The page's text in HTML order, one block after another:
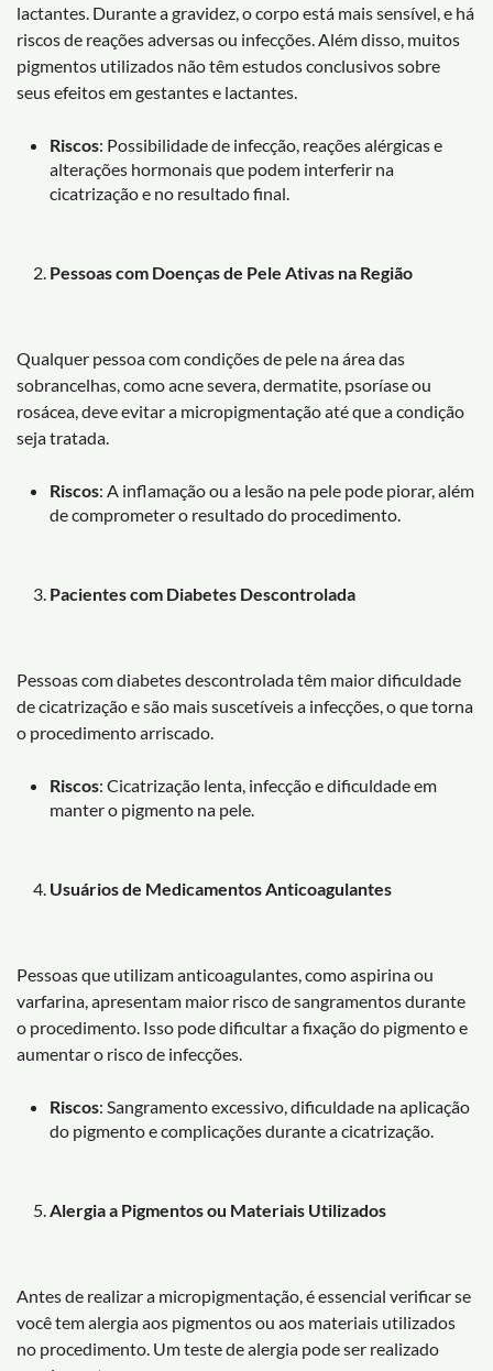
lactantes. Durante a gravidez, o corpo está mais sensível, e há
riscos de reações adversas ou infecções. Além disso, muitos
pigmentos utilizados não têm estudos conclusivos sobre
seus efeitos em gestantes e lactantes.
Riscos: Possibilidade de infecção, reações alérgicas e
alterações hormonais que podem interferir na
cicatrização e no resultado final.
Pessoas com Doenças de Pele Ativas na Região
Qualquer pessoa com condições de pele na área das
sobrancelhas, como acne severa, dermatite, psoríase ou
rosácea, deve evitar a micropigmentação até que a condição
seja tratada.
Riscos: A inflamação ou a lesão na pele pode piorar, além
de comprometer o resultado do procedimento.
Pacientes com Diabetes Descontrolada
Pessoas com diabetes descontrolada têm maior dificuldade
de cicatrização e são mais suscetíveis a infecções, o que torna
o procedimento arriscado.
Riscos: Cicatrização lenta, infecção e dificuldade em
manter o pigmento na pele.
Usuários de Medicamentos Anticoagulantes
Pessoas que utilizam anticoagulantes, como aspirina ou
varfarina, apresentam maior risco de sangramentos durante
o procedimento. Isso pode dificultar a fixação do pigmento e
aumentar o risco de infecções.
Riscos: Sangramento excessivo, dificuldade na aplicação
do pigmento e complicações durante a cicatrização.
Alergia a Pigmentos ou Materiais Utilizados
Antes de realizar a micropigmentação, é essencial verificar se
você tem alergia aos pigmentos ou aos materiais utilizados
no procedimento. Um teste de alergia pode ser realizado